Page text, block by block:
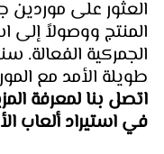
العثور على موردين
المنتج ووصولاً إلى
الجمركية الفعالة.
طويلة الأمد مع
اتصل بنا لمعرفة
في استيراد ألعاب